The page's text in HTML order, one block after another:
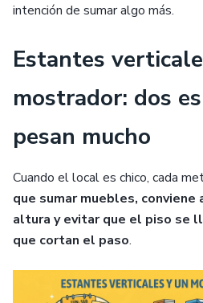
intención de sumar algo más.
Estantes
mostrador: dos
pesan mucho
Cuando el local es chico, cada
que sumar muebles, conviene
altura y evitar que el piso se
que cortan el paso.